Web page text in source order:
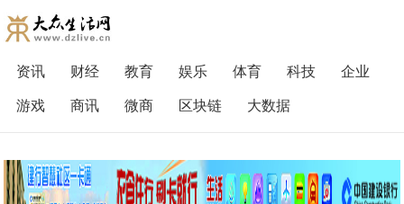
资讯 财经 教育 娱乐 体育 科技
企业
游戏
商讯 微商 区块链 大数据